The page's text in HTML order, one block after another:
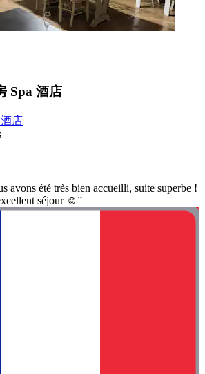
Spa 酒店
店
avons été très bien accueilli, suite superbe !
séjour ☺️”